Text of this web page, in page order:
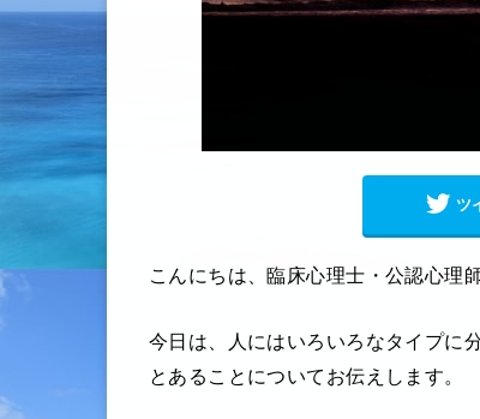
ツ
こんにちは、臨床心理士・公認心理
今日は、人にはいろいろなタイプに
とあることについてお伝えします。